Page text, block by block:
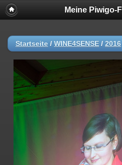
Meine Piwigo-
Startseite / WINE4SENSE / 2016